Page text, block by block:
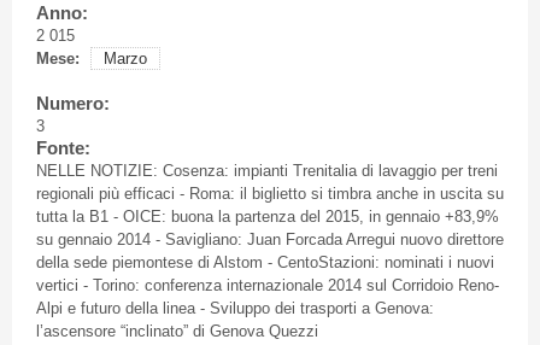
Anno:
2 015
Mese:
Marzo
Numero:
3
Fonte:
NELLE NOTIZIE: Cosenza: impianti Trenitalia di lavaggio per treni
regionali più efficaci - Roma: il biglietto si timbra anche in uscita su
tutta la B1 - OICE: buona la partenza del 2015, in gennaio +83,9%
su gennaio 2014 - Savigliano: Juan Forcada Arregui nuovo direttore
della sede piemontese di Alstom - CentoStazioni: nominati i nuovi
vertici - Torino: conferenza internazionale 2014 sul Corridoio Reno-
Alpi e futuro della linea - Sviluppo dei trasporti a Genova:
l’ascensore “inclinato” di Genova Quezzi